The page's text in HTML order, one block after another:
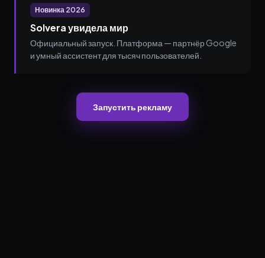
Новинка 2026
Solvera увидела мир
Официальный запуск. Платформа — партнёр Google
и умный ассистент для тысяч пользователей.
Запустить рекламу